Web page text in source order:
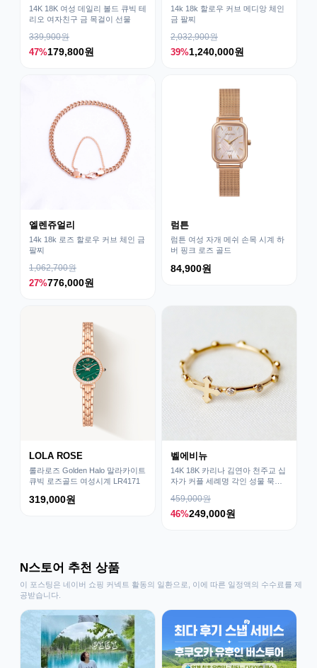
14K 18K 여성 데일리 볼드 큐빅 테
리오 여자친구 금 목걸이 선물
339,900원
47%179,800원
14k 18k 할로우 커브 메디앙 체인
금 팔찌
2,032,900원
39%1,240,000원
엘렌쥬얼리
14k 18k 로즈 할로우 커브 체인 금
팔찌
1,062,700원
27%776,000원
럼튼
럼튼 여성 자개 메쉬 손목 시계 하
버 핑크 로즈 골드
84,900원
LOLA ROSE
롤라로즈 Golden Halo 말라카이트
큐빅 로즈골드 여성시계 LR4171
319,000원
벨에비뉴
14K 18K 카리나 김연아 천주교 십
자가 커플 세례명 각인 성물 묵주
459,000원
46%249,000원
N스토어 추천 상품
이 포스팅은 네이버 쇼핑 커넥트 활동의 일환으로, 이에 따른 일정액의 수수료를 제
공받습니다.